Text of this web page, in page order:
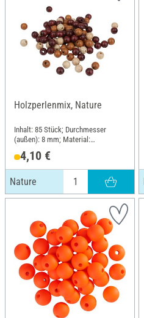
Holzperlenmix, Nature
Inhalt: 85 Stück; Durchmesser
(außen): 8 mm; Material:
4,10 €
Nature